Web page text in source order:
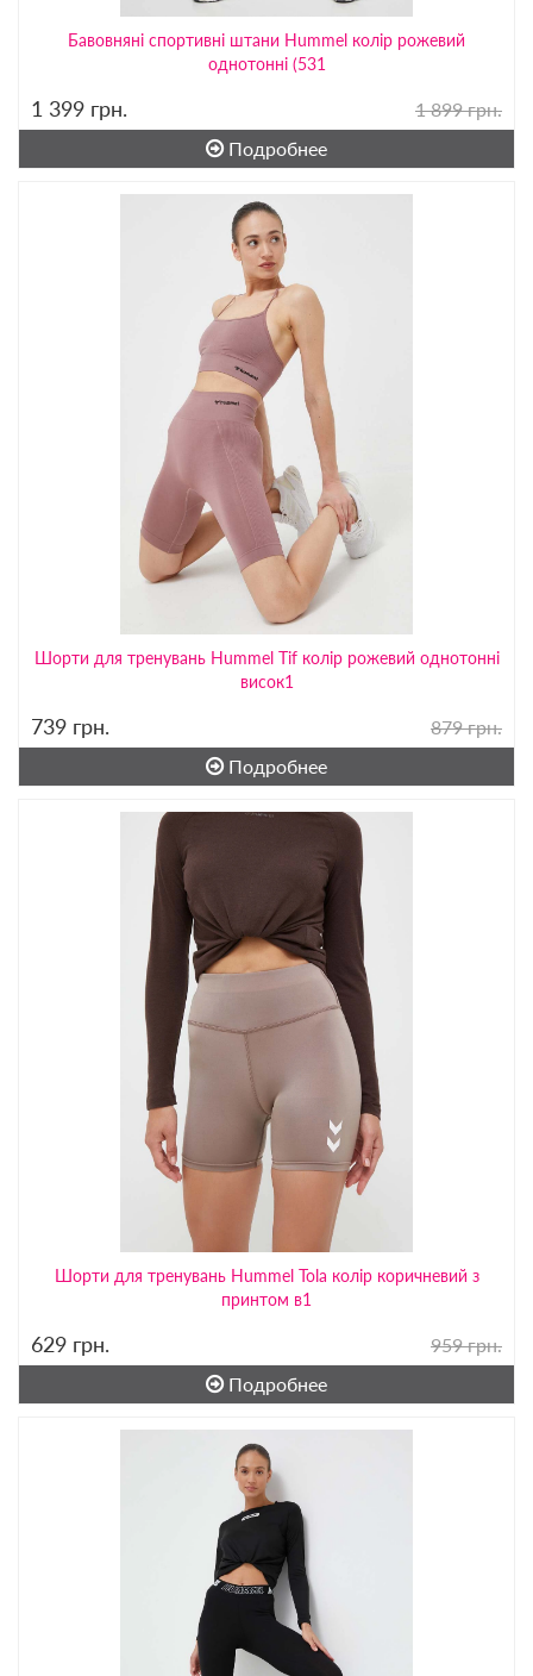
Бавовняні спортивні штани Hummel колір рожевий
однотонні (531
1 399 грн.
1 899 грн.
Подробнее
Шорти для тренувань Hummel Tif колір рожевий однотонні
висок1
739 грн.
879 грн.
Подробнее
Шорти для тренувань Hummel Tola колір коричневий з
принтом в1
629 грн.
959 грн.
Подробнее